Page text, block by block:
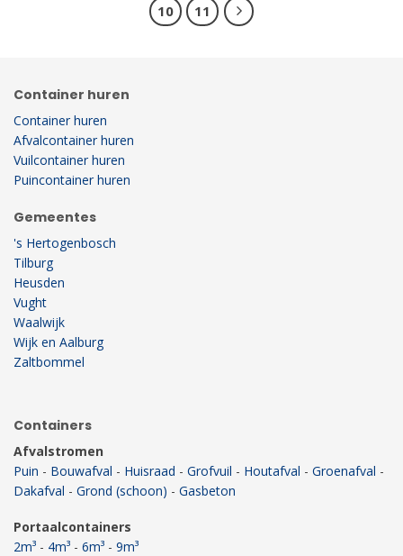
10
11
Container huren
Container huren
Afvalcontainer huren
Vuilcontainer huren
Puincontainer huren
Gemeentes
's Hertogenbosch
Tilburg
Heusden
Vught
Waalwijk
Wijk en Aalburg
Zaltbommel
Containers
Afvalstromen
Puin - Bouwafval - Huisraad - Grofvuil - Houtafval - Groenafval -
Dakafval - Grond (schoon) - Gasbeton
Portaalcontainers
2m³ - 4m³ - 6m³ - 9m³